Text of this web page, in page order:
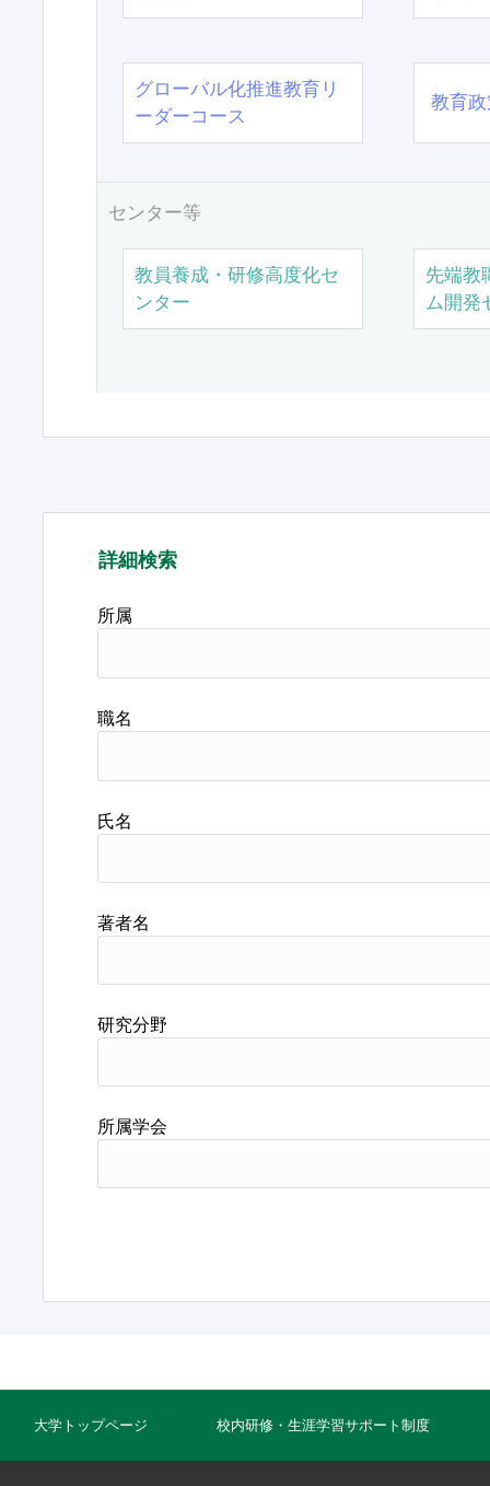
グローバル化推進教育リ
ーダーコース
教育
センター等
教員養成・研修高度化セ
ンター
先端教
ム開発
詳細検索
所属
職名
氏名
著者名
研究分野
所属学会
大学トップページ 校内研修・生涯学習サポート制度